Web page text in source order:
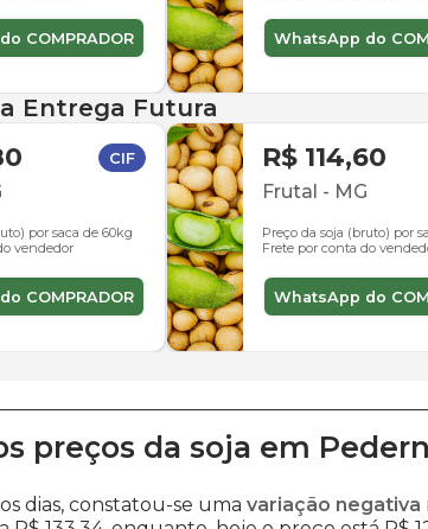
COMPRADOR WhatsApp do
Entrega Futura
CIF
por saca de 60kg
vendedor
COMPRADOR
R$ 114,60
Frutal - MG
Preço da soja (bruto) por
Frete por conta do
WhatsApp do
preços da soja em
dias, constatou-se uma variação negativa